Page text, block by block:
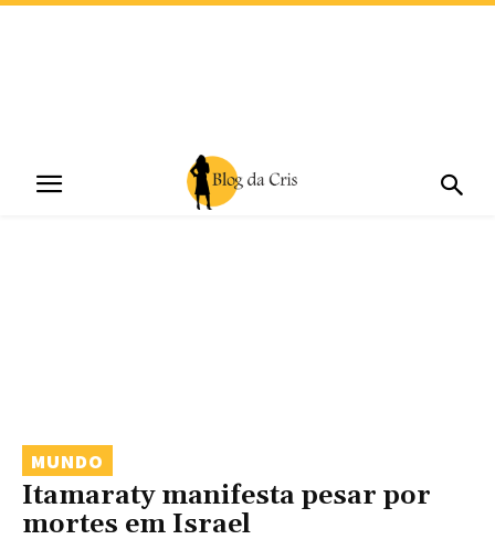
MUNDO
Itamaraty manifesta pesar por
mortes em Israel